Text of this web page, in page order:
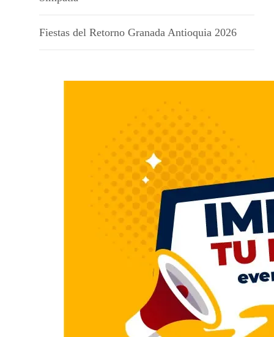
Fiestas del Retorno Granada Antioquia 2026